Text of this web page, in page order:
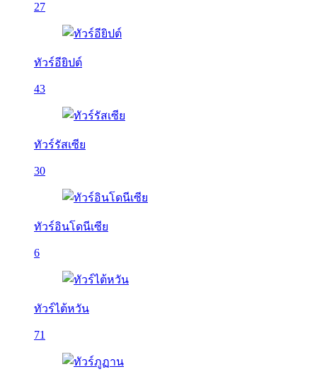
27
ทัวร์อียิปต์
43
ทัวร์รัสเซีย
30
ทัวร์อินโดนีเซีย
6
ทัวร์ไต้หวัน
71